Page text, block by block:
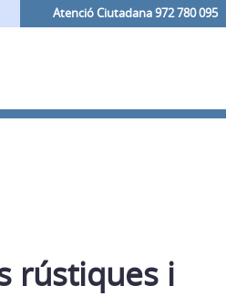
Atenció Ciutadana 972 780 095
rústiques i